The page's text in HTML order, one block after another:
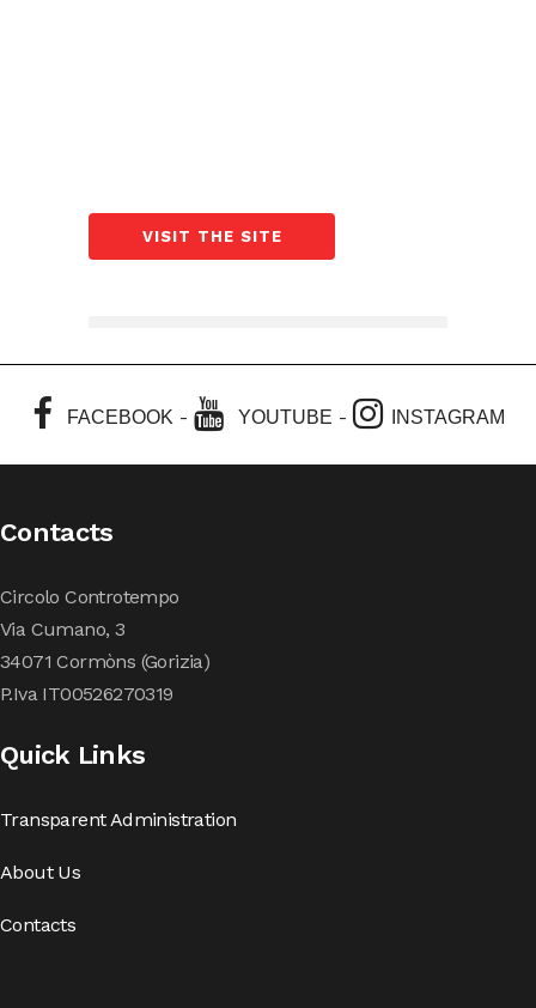
VISIT THE SITE
FACEBOOK - YOUTUBE - INSTAGRAM
Contacts
Circolo Controtempo
Via Cumano, 3
34071 Cormòns (Gorizia)
P.Iva IT00526270319
Quick Links
Transparent Administration
About Us
Contacts